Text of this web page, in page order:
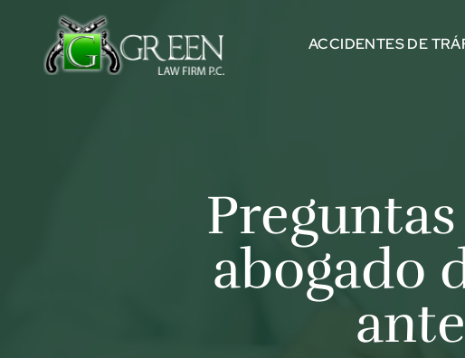
ACCIDENTES DE
abogado